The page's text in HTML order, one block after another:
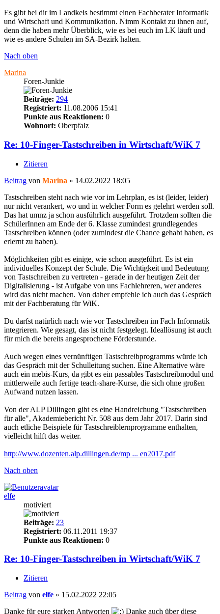
Es gibt bei dir im Landkeis bestimmt einen Fachberater Informatik
und Wirtschaft und Kommunikation. Nimm Kontakt zu ihnen auf,
denn die haben mehr Überblick, wie es bei euch im LK läuft und
wie es andere Schulen im SA-Bezirk halten.
Nach oben
Marina
Foren-Junkie
Beiträge: 294
Registriert: 11.08.2006 15:41
Punkte aus Reaktionen: 0
Wohnort: Oberpfalz
Re: 10-Finger-Tastschreiben in Wirtschaft/WiK 7
Zitieren
Beitrag von Marina » 14.02.2022 18:05
Tastschreiben steht nach wie vor im Lehrplan, es ist (leider, leider)
nur nicht verankert, wo und in welcher Form es gelehrt werden soll.
Das hat umnz ja schon ausführlich ausgeführt. Trotzdem sollten die
SchülerInnen am Ende der 6. Klasse zumindest grundlegendes
Tastschreiben können (oder zumindest die Chance gehabt haben, es
erlernt zu haben).
Möglichkeiten gibt es einige, wie schon ausgeführt. Es ist ein
individuelles Konzept der Schule. Die Wichtigkeit und Bedeutung
von Tastschreiben zu vertreten - gerade in der heutigen Zeit der
Digitalisierung - ist Aufgabe von uns Fachlehreren, wer anderes
wird das nicht machen. Von daher empfehle ich auch das Gespräch
mit der Fachberatung für WiK.
Du darfst natürlich nach wie vor Tastschreiben im Fach Informatik
integrieren. Wie gesagt, das ist nicht festgelegt. Ideallösung ist auch
für mich die bereits angesprochene Förderstunde.
Auch wegen eines vernünftigen Tastschreibprogramms würde ich
das Gespräch mit der Schulleitung suchen. Eine Alternative wäre
auch ein mebis-Kurs, da gibt es ein passables Tastschreibmodul und
mittlerweile auch fertige teach-share-Kurse, die sich ohne großen
Aufwand nutzen lassen.
Von der ALP Dillingen gibt es eine Handreichung "Tastschreiben
für alle", Akademiebericht Nr. 508 aus dem Jahr 2017. Darin sind
auch etliche Beispiele für Tastschreiblernprogramme enthalten,
vielleicht hilft das weiter.
http://www.dozenten.alp.dillingen.de/mp ... en2017.pdf
Nach oben
elfe
motiviert
Beiträge: 23
Registriert: 06.11.2011 19:37
Punkte aus Reaktionen: 0
Re: 10-Finger-Tastschreiben in Wirtschaft/WiK 7
Zitieren
Beitrag von elfe » 15.02.2022 22:05
Danke für eure starken Antworten
Danke auch über diese